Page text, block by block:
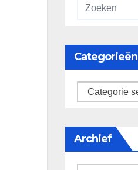
Categorieën
categorieën
Archief